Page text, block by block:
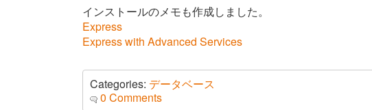
インストールのメモも作成しました。
Express
Express with Advanced Services
Categories: データベース
0 Comments